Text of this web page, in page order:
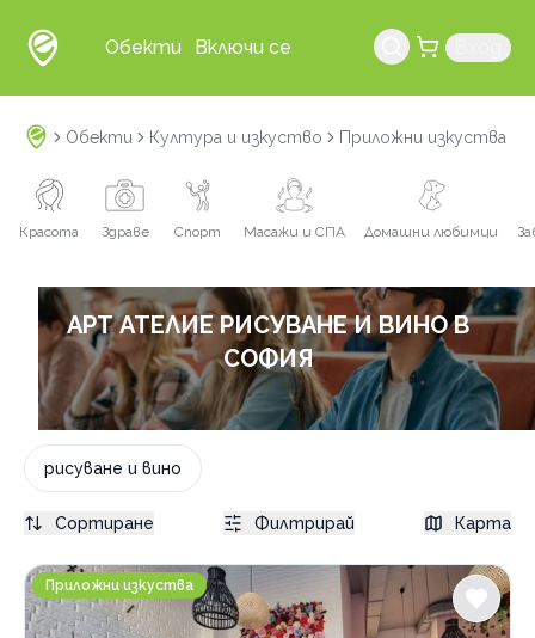
Обекти Включи се
Обекти Култура и изкуство Приложни изкуства
Красота Здраве Спорт Масажи и СПА Домашни любимци
АРТ АТЕЛИЕ РИСУВАНЕ И ВИНО В
СОФИЯ
рисуване и вино
Арт център и кафе Flo Art
Приложни изкуства
Сортиране Филтрирай Карта
Арт ателие
възрастни